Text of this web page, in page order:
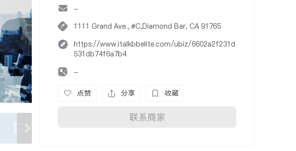
-
1111 Grand Ave., #C,Diamond Bar, CA 91765
https://www.italkbbelite.com/ubiz/6602a2f231d
531db74f6a7b4
-
点赞 分享 收藏
联系商家